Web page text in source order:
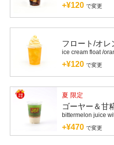
+¥120 で変更
フロート/オレ
ice cream float /
+¥120 で変更
夏 限定
ゴーヤー＆甘
bittermelon juice
+¥470 で変更